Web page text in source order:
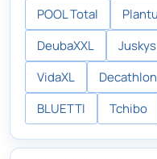
POOL Total
DeubaXXL
Juskys
VidaXL
Decathlon
BLUETTI
Tchibo